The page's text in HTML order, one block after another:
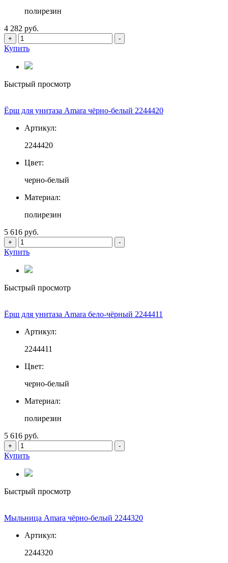
полирезин
4 282 руб.
+ -
Купить
Быстрый просмотр
Ёрш для унитаза Amara чёрно-белый 2244420
Артикул:
2244420
Цвет:
черно-белый
Материал:
полирезин
5 616 руб.
+ -
Купить
Быстрый просмотр
Ёрш для унитаза Amara бело-чёрный 2244411
Артикул:
2244411
Цвет:
черно-белый
Материал:
полирезин
5 616 руб.
+ -
Купить
Быстрый просмотр
Мыльница Amara чёрно-белый 2244320
Артикул:
2244320